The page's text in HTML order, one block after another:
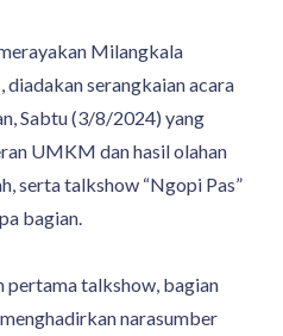
Milangkala
diadakan serangkaian acara
Sabtu (3/8/2024) yang
UMKM dan hasil olahan
serta talkshow “Ngopi Pas”
bagian.
pertama talkshow, bagian
narasumber